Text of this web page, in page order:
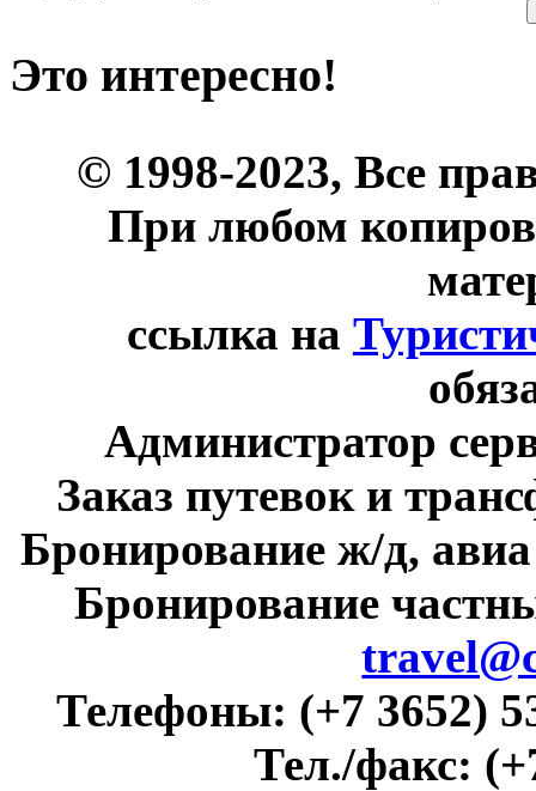
Это интересно!
© 1998-2023, Все
При любом
ссылка на
Администратор
Заказ путевок и
Бронирование ж/д,
Бронирование
Телефоны: (+7 3652)
Тел./факс: